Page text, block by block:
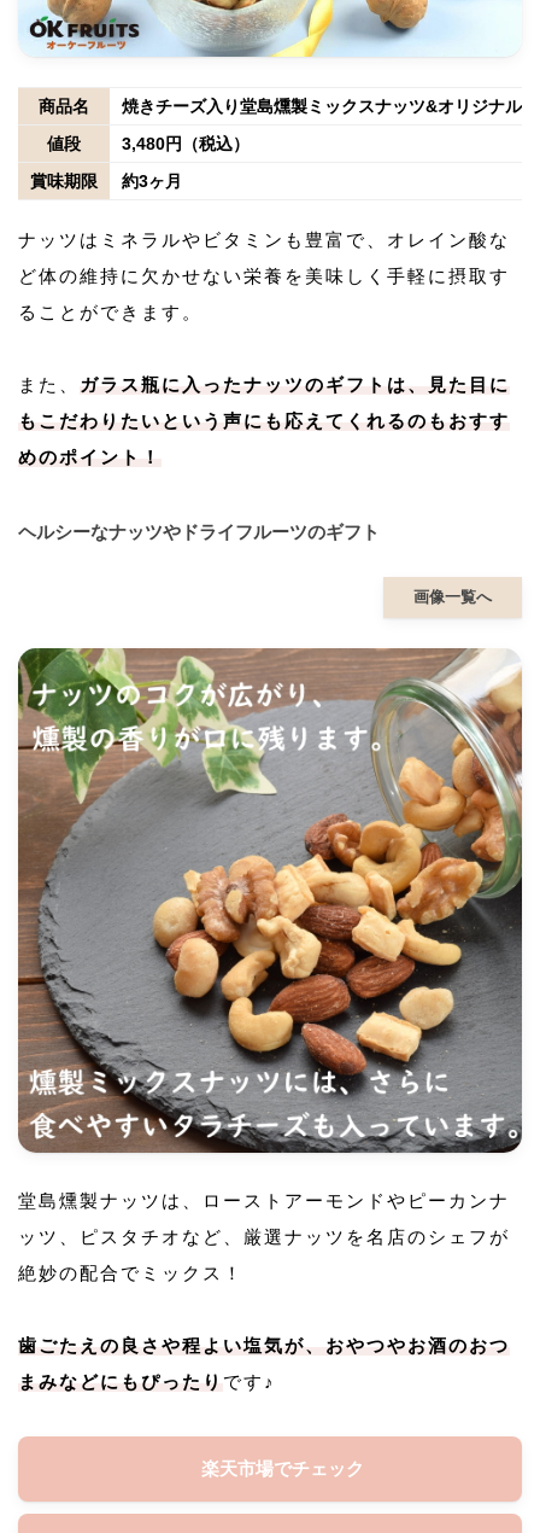
商品名
焼きチーズ入り堂島燻製ミックスナッツ&オリジナル
値段
3,480円（税込）
賞味期限
約3ヶ月
ナッツはミネラルやビタミンも豊富で、オレイン酸な
ど体の維持に欠かせない栄養を美味しく手軽に摂取す
ることができます。
また、 ガラス瓶に入ったナッツのギフトは、見た目に
もこだわりたいという声にも応えてくれるのもおすす
めのポイント！
ヘルシーなナッツやドライフルーツのギフト
画像一覧へ
堂島燻製ナッツは、ローストアーモンドやピーカンナ
ッツ、ピスタチオなど、厳選ナッツを名店のシェフが
絶妙の配合でミックス！
歯ごたえの良さや程よい塩気が、おやつやお酒のおつ
まみなどにもぴったり です♪
楽天市場でチェック